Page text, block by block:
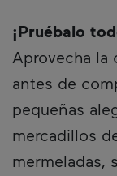
¡Pruébalo
Aprovecha la
antes de
pequeñas
mercadillos
mermeladas,